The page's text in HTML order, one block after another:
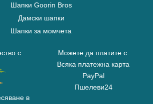
Шапки Goorin Bros
Дамски шапки
Шапки за момчета
с
в
Можете да платите с:
Всяка платежна карта
PayPal
Пшелеви24